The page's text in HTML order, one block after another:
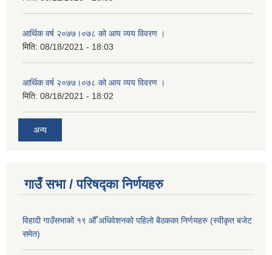
आर्थिक वर्ष २०७७।०७८ को आय व्यय विवरण ।
मिति: 08/18/2021 - 18:03
आर्थिक वर्ष २०७७।०७८ को आय व्यय विवरण ।
मिति: 08/18/2021 - 18:02
अन्य
गाउँ सभा / परिषद्का निर्णयहरु
विहादी गाउँसभाको १९ औँ अधिवेशनको पहिलो बैठकका निर्णयहरु (स्वीकृत बजेट
समेत)